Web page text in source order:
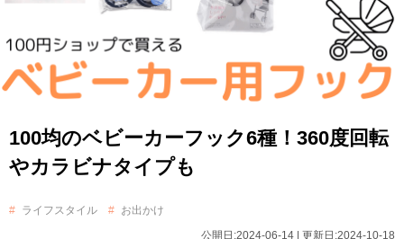
100均のベビーカーフック6種！360度回転
やカラビナタイプも
ライフスタイル
お出かけ
公開日:2024-06-14 | 更新日:2024-10-18